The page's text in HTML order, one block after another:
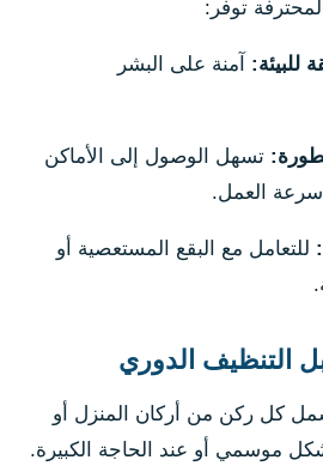
توفر:
للبيئة: آمنة على البشر
تسهل الوصول إلى الأماكن
سرعة العمل.
للتعامل مع البقع المستعصية أو
التنظيف الدوري
كل ركن من أركان المنزل أو
موسمي أو عند الحاجة الكبيرة.